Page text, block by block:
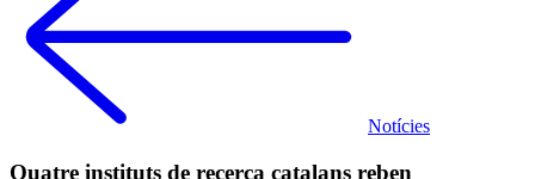
Notícies
Quatre instituts de recerca catalans reben